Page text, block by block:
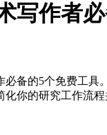
写作者
必备的5个免费工具
你的研究工作流程